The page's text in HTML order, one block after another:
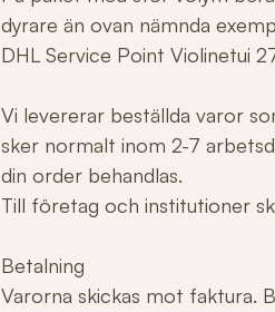
dyrare än ovan nämnda
DHL Service Point Violinetui
Vi levererar beställda varor
sker normalt inom 2-7
din order behandlas.
Till företag och institutioner
Betalning
Varorna skickas mot faktura.